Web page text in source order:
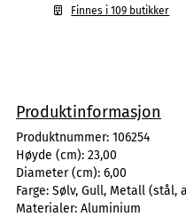
Finnes i 109 butikker
Produktinformasjon
Produktnummer: 106254
Høyde (cm): 23,00
Diameter (cm): 6,00
Farge: Sølv, Gull, Metall (stål,
Materialer: Aluminium